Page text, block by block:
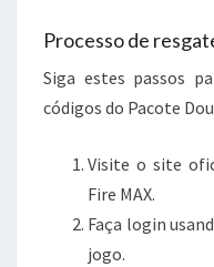
Processo de
Siga estes passos
códigos do Pacote
Visite o site
Fire MAX.
Faça login
jogo.